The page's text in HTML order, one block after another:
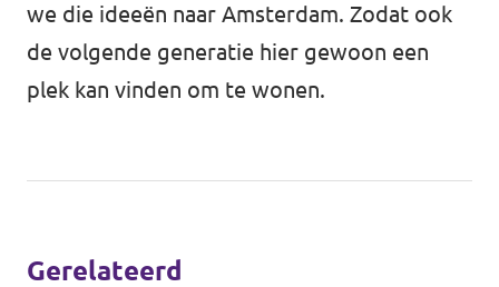
we die ideeën naar Amsterdam. Zodat ook
de volgende generatie hier gewoon een
plek kan vinden om te wonen.
Gerelateerd